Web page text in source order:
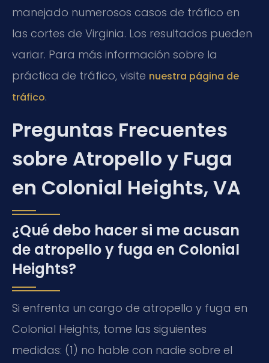
manejado numerosos casos de tráfico en
las cortes de Virginia. Los resultados pueden
variar. Para más información sobre la
práctica de tráfico, visite nuestra página de
tráfico.
Preguntas Frecuentes
sobre Atropello y Fuga
en Colonial Heights, VA
¿Qué debo hacer si me acusan
de atropello y fuga en Colonial
Heights?
Si enfrenta un cargo de atropello y fuga en
Colonial Heights, tome las siguientes
medidas: (1) no hable con nadie sobre el